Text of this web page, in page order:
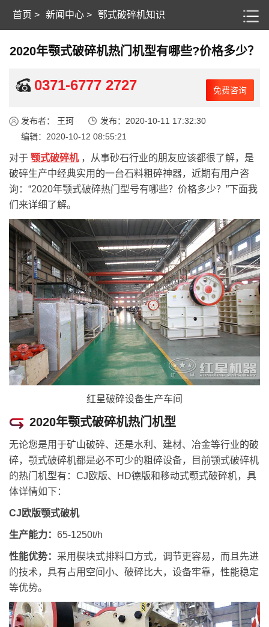
首页 > 新闻中心 > 鄂式破碎机知识
2020年颚式破碎机热门机型有哪些?价格多少？
0371-6777 2727 免费咨询
发布者： 王珂
发布：2020-10-11 17:32:30
编辑：2020-10-12 08:55:21
对于 颚式破碎机 ，从事砂石行业的朋友应该都很了解，是
破碎生产中经典实用的一台石料粗碎神器，近期有用户咨
询：“2020年颚式破碎热门型号有哪些？价格多少？”下面我
们来详细了解。
红星破碎设备生产车间
2020年颚式破碎机热门机型
无论您是用于矿山破碎、还是水利、建材、冶金等行业的破
碎，颚式破碎机都是必不可少的粗碎设备，目前颚式破碎机
的热门机型有：CJ欧版、HD德版和移动式颚式破碎机，具
体详情如下：
CJ欧版颚式破机
生产能力： 65-1250t/h
性能优势： 采用楔块式排料口方式，调节更容易，而且先进
的技术，具有占用空间小、破碎比大，设备牢靠，性能稳定
等优势。